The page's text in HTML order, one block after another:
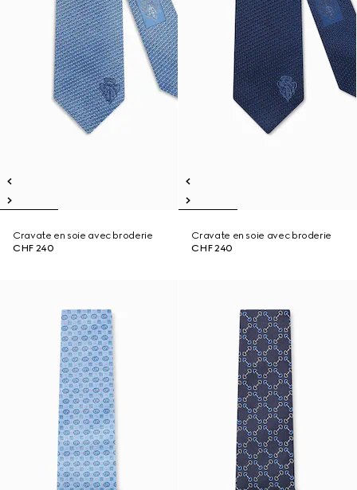
Cravate en soie avec broderie
CHF 240
Cravate en soie avec broderie
CHF 240